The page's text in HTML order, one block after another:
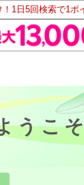
1日5回検索で1ポ
うこ